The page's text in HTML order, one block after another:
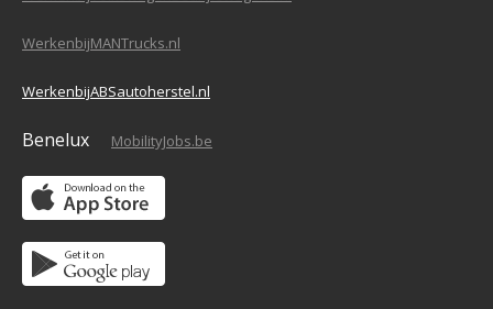
WerkenbijMANTrucks.nl
WerkenbijABSautoherstel.nl
Benelux MobilityJobs.be